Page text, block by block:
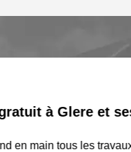
à Glere et ses
tous les travaux de